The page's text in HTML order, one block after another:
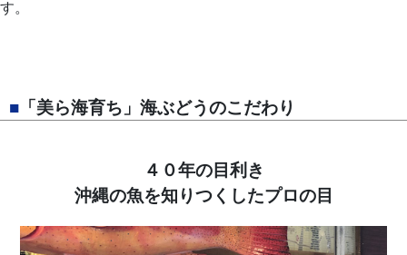
す。
■ 「美ら海育ち」海ぶどうのこだわり
４０年の目利き
沖縄の魚を知りつくしたプロの目